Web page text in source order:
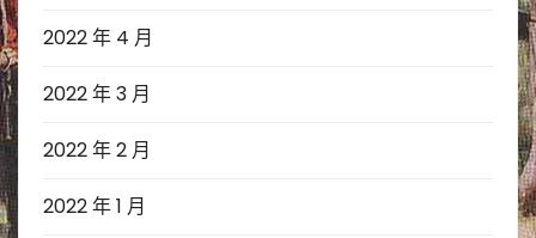
2022 年 4 月
2022 年 3 月
2022 年 2 月
2022 年 1 月